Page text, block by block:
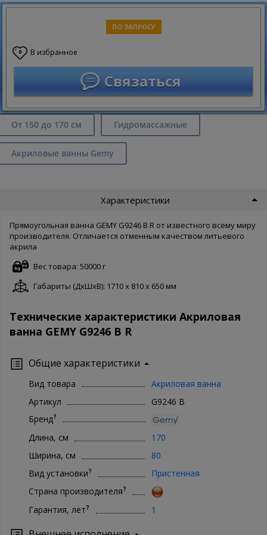
ПО ЗАПРОСУ
0 В избранное
Связаться
От 150 до 170 см Гидромассажные
Акриловые ванны Gemy
Характеристики
Прямоугольная ванна GEMY G9246 B R от известного всему миру
производителя. Отличается отменным качеством литьевого
акрила
Вес товара: 50000 г
Габариты (ДxШxВ): 1710 x 810 x 650 мм
Технические характеристики Акриловая
ванна GEMY G9246 B R
Общие характеристики
Вид товара
Акриловая ванна
Артикул
G9246 B
Бренд?
Длина, см
170
Ширина, см
80
Вид установки?
Пристенная
Страна производителя?
Гарантия, лет? 1